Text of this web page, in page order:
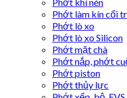
Phớt làm kín cối
Phớt lò xo
Phớt lò xo Silicon
Phớt mặt chà
Phớt nắp, phớt
Phớt piston
Phớt thủy lực